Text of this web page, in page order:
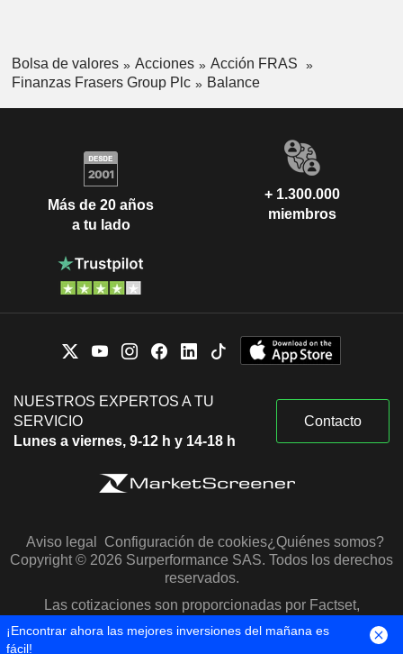
Bolsa de valores Acciones
Acción FRAS
Finanzas Frasers Group Plc
Balance
Más de 20 años
a tu lado
+ 1.300.000
miembros
NUESTROS EXPERTOS A TU
SERVICIO
Lunes a viernes, 9-12 h y 14-18 h
Contacto
Aviso legal Configuración de cookies¿Quiénes somos?
Copyright © 2026 Surperformance SAS. Todos los derechos
reservados.
Las cotizaciones son proporcionadas por Factset,
Morningstar y S&P Capital IQ
¡Encontrar ahora las mejores inversiones del mañana es
fácil!